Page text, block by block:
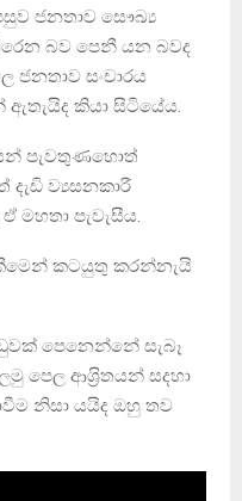
ජනතාව සෞඛ්‍ය
බව පෙනී යන බවද
ජනතාව සංචාරය
කියා සිටියේය.
පැවතුණහොත්
ව්‍යසනකාරී
මහතා පැවැසීය.
කටයුතු කරන්නැයි
පෙනෙන්නේ සැබෑ
පෙල ආශ‍්‍රිතයන් සදහා
නිසා යයිද ඔහු තව